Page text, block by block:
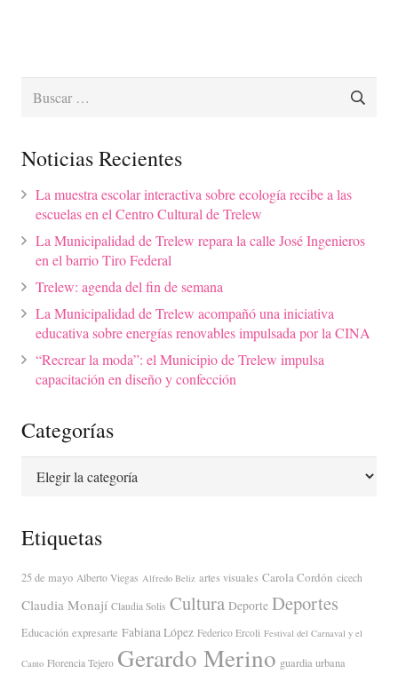
Buscar:
Noticias Recientes
La muestra escolar interactiva sobre ecología recibe a las
escuelas en el Centro Cultural de Trelew
La Municipalidad de Trelew repara la calle José Ingenieros
en el barrio Tiro Federal
Trelew: agenda del fin de semana
La Municipalidad de Trelew acompañó una iniciativa
educativa sobre energías renovables impulsada por la CINA
“Recrear la moda”: el Municipio de Trelew impulsa
capacitación en diseño y confección
Categorías
Categorías
Etiquetas
25 de mayo Alberto Viegas Alfredo Beliz artes visuales Carola Cordón cicech
Claudia Monají Claudia Solis Cultura Deporte Deportes
Educación expresarte Fabiana López Federico Ercoli Festival del Carnaval y el
Canto Florencia Tejero Gerardo Merino guardia urbana